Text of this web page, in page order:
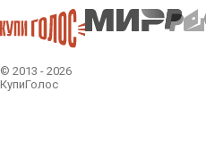
© 2013 - 2026
КупиГолос